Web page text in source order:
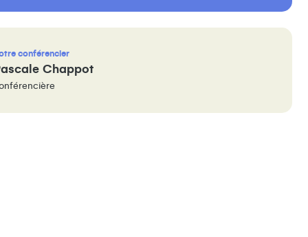
conférencier
Chappot